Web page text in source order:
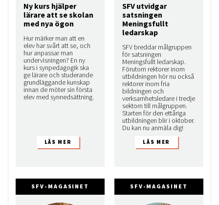
Ny kurs hjälper
lärare att se skolan
med nya ögon
Hur märker man att en
elev har svårt att se, och
hur anpassar man
undervisningen? En ny
kurs i synpedagogik ska
ge lärare och studerande
grundläggande kunskap
innan de möter sin första
elev med synnedsättning.
SFV utvidgar
satsningen
Meningsfullt
ledarskap
SFV breddar målgruppen
för satsningen
Meningsfullt ledarskap.
Förutom rektorer inom
utbildningen hör nu också
rektorer inom fria
bildningen och
verksamhetsledare i tredje
sektorn till målgruppen.
Starten för den ettåriga
utbildningen blir i oktober.
Du kan nu anmäla dig!
SFV-MAGASINET SFV-MAGASINET